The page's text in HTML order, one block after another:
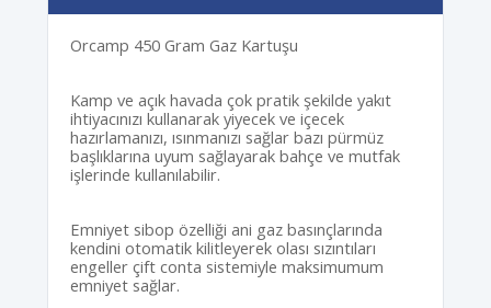
Orcamp 450 Gram Gaz Kartuşu
Kamp ve açık havada çok pratik şekilde yakıt
ihtiyacınızı kullanarak yiyecek ve içecek
hazırlamanızı, ısınmanızı sağlar bazı pürmüz
başlıklarına uyum sağlayarak bahçe ve mutfak
işlerinde kullanılabilir.
Emniyet sibop özelliği ani gaz basınçlarında
kendini otomatik kilitleyerek olası sızıntıları
engeller çift conta sistemiyle maksimumum
emniyet sağlar.